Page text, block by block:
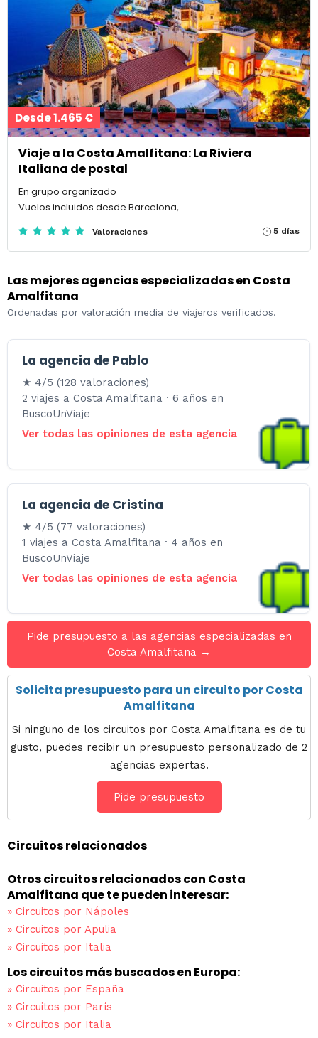
Desde 1.465 €
Viaje a la Costa Amalfitana: La Riviera
Italiana de postal
En grupo organizado
Vuelos incluidos desde Barcelona,
Valoraciones 5 días
Las mejores agencias especializadas en Costa
Amalfitana
Ordenadas por valoración media de viajeros verificados.
La agencia de Pablo
★ 4/5 (128 valoraciones)
2 viajes a Costa Amalfitana · 6 años en
BuscoUnViaje
Ver todas las opiniones de esta agencia
La agencia de Cristina
★ 4/5 (77 valoraciones)
1 viajes a Costa Amalfitana · 4 años en
BuscoUnViaje
Ver todas las opiniones de esta agencia
Pide presupuesto a las agencias especializadas en
Costa Amalfitana →
Solicita presupuesto para un circuito por Costa
Amalfitana
Si ninguno de los circuitos por Costa Amalfitana es de tu
gusto, puedes recibir un presupuesto personalizado de 2
agencias expertas.
Pide presupuesto
Circuitos relacionados
Otros circuitos relacionados con Costa
Amalfitana que te pueden interesar:
» Circuitos por Nápoles
» Circuitos por Apulia
» Circuitos por Italia
Los circuitos más buscados en Europa:
» Circuitos por España
» Circuitos por París
» Circuitos por Italia